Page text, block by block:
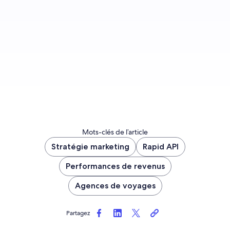
Mots-clés de l’article
Stratégie marketing
Rapid API
Performances de revenus
Agences de voyages
Partagez